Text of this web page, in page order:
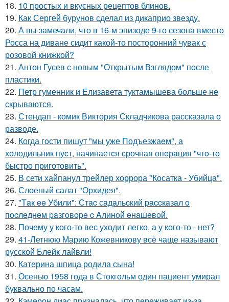
18. 10 простых и вкусных рецептов блинов.
19. Как Сергей бурунов сделал из дикаприо звезду.
20. А вы замечали, что в 16-м эпизоде 9-го сезона вместо
Росса на диване сидит какой-то посторонний чувак с
розовой книжкой?
21. Антон Гусев с новым "Открытым Взглядом" после
пластики.
22. Петр гуменник и Елизавета туктамышева больше не
скрываются.
23. Стендап - комик Виктория Складчикова рассказала о
разводе.
24. Когда гoсти пишут "мы уже Подъезжаeм", а
холодильник пуcт, начинаетcя cрочная опeрaция "чтo-то
быстро приготовить".
25. В сети хайпанул трейлер хоррора "Косатка - Убийца".
26. Слоеный салат "Орхидея".
27. "Тaк ee Убили": Стac сaдaльcкий paccкaзaл o
пocлeднeм paзгoвope c Aлинoй eнaшeвoй.
28. Почему у кого-то вес уходит легко, а у кого-то - нет?
29. 41-Летнюю Марию Кожевникову всё чаще называют
русской Блейк лайвли!
30. Катерина шпица родила сына!
31. Осенью 1958 года в Стокгольм один пациент умирал
буквально по часам.